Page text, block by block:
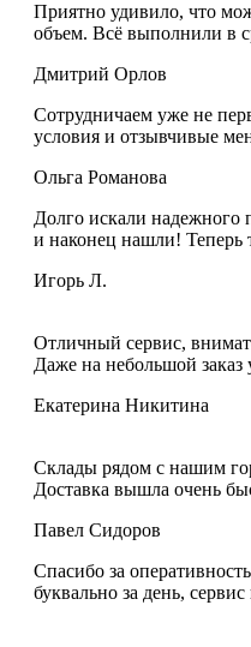
Приятно удивило, что
объем. Всё выполнили в
Дмитрий Орлов
Сотрудничаем уже не
условия и отзывчивые
Ольга Романова
Долго искали надежного
и наконец нашли! Теперь
Игорь Л.
Отличный сервис,
Даже на небольшой
Екатерина Никитина
Склады рядом с нашим
Доставка вышла очень
Павел Сидоров
Спасибо за
буквально за день,